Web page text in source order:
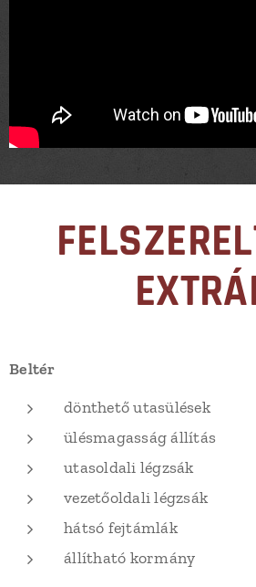
Beltér
dönthető utasülések
ülésmagasság állítás
utasoldali légzsák
vezetőoldali légzsák
hátsó fejtámlák
állítható kormány